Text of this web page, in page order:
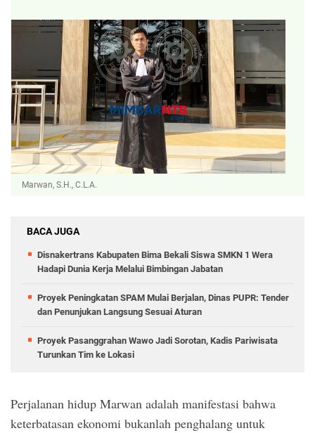
Marwan, S.H., C.L.A.
BACA JUGA
Disnakertrans Kabupaten Bima Bekali Siswa SMKN 1 Wera
Hadapi Dunia Kerja Melalui Bimbingan Jabatan
Proyek Peningkatan SPAM Mulai Berjalan, Dinas PUPR: Tender
dan Penunjukan Langsung Sesuai Aturan
Proyek Pasanggrahan Wawo Jadi Sorotan, Kadis Pariwisata
Turunkan Tim ke Lokasi
Perjalanan hidup Marwan adalah manifestasi bahwa
keterbatasan ekonomi bukanlah penghalang untuk